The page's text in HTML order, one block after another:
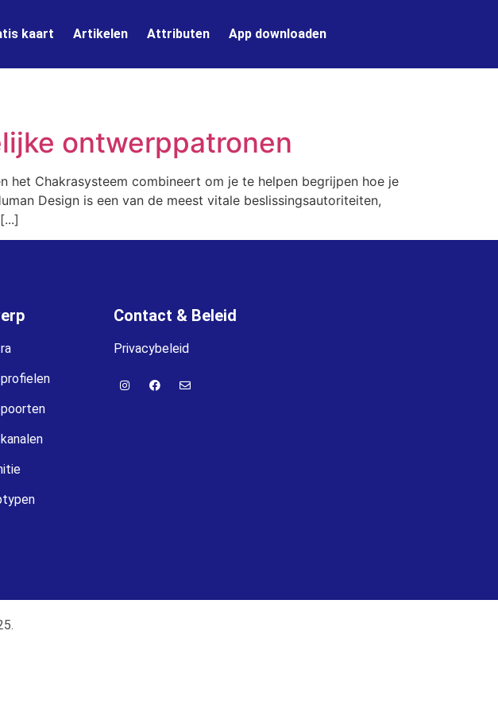
kaart Artikelen Attributen App downloaden
ontwerppatronen
het Chakrasysteem combineert om je te helpen begrijpen hoe je
Design is een van de meest vitale beslissingsautoriteiten,
Contact & Beleid
Privacybeleid